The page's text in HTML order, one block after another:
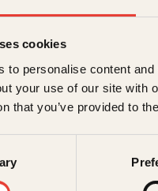
cookies
to personalise content
your use of our site with
that you’ve provided to